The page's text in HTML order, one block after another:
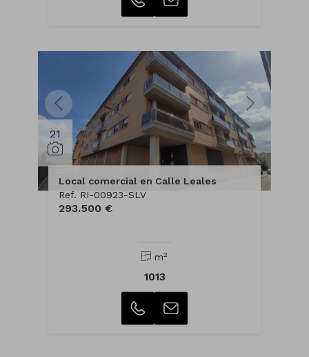
21
Local comercial en Calle Leales
Ref. RI-00923-SLV
293.500 €
m2
1013